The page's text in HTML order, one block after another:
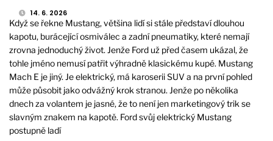
14. 6. 2026
Když se řekne Mustang, většina lidí si stále představí dlouhou
kapotu, burácející osmiválec a zadní pneumatiky, které nemají
zrovna jednoduchý život. Jenže Ford už před časem ukázal, že
tohle jméno nemusí patřit výhradně klasickému kupé. Mustang
Mach E je jiný. Je elektrický, má karoserii SUV a na první pohled
může působit jako odvážný krok stranou. Jenže po několika
dnech za volantem je jasné, že to není jen marketingový trik se
slavným znakem na kapotě. Ford svůj elektrický Mustang
postupně ladí